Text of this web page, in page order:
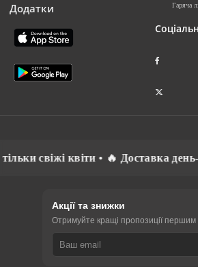
Додатки Гаряча
день-у-день • ⚡
Акції та знижки
Отримуйте кращі пропозиції першим